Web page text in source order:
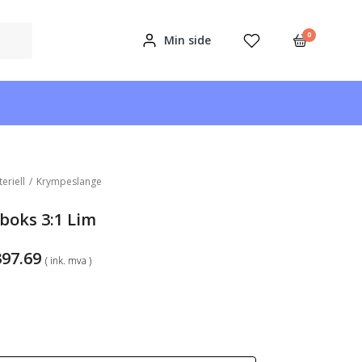
Min side 0
/ Krympeslange
3:1 Lim
Prisområde:
kr396.38
( ink. mva )